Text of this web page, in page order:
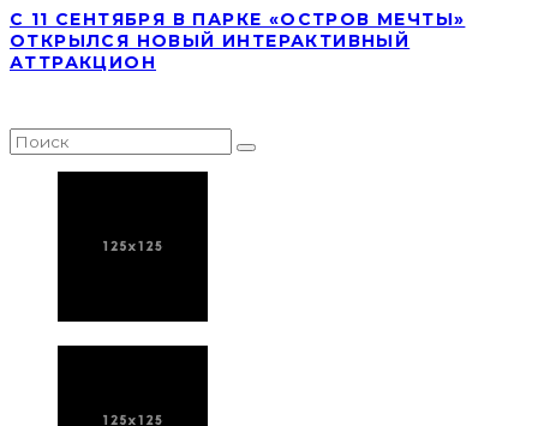
С 11 СЕНТЯБРЯ В ПАРКЕ «ОСТРОВ МЕЧТЫ»
ОТКРЫЛСЯ НОВЫЙ ИНТЕРАКТИВНЫЙ
АТТРАКЦИОН